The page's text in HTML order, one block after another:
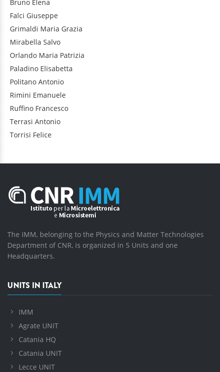
Bruno Elena
Falci Giuseppe
Grimaldi Maria Grazia
Mirabella Salvo
Orlando Maria Patrizia
Paladino Elisabetta
Politano Antonio
Rimini Emanuele
Ruffino Francesco
Terrasi Antonio
Torrisi Felice
The IMM, belonging to the Physics and Matter Technologies
Department of CNR, is organized in 5 Units and one
Headquarters.
UNITS IN ITALY
IMM
Agrate UNIT
Catania HQ
Catania UNIT
Lecce UNIT